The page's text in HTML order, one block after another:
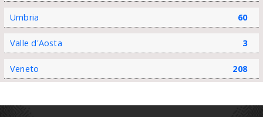
Umbria 60
Valle d'Aosta 3
Veneto 208